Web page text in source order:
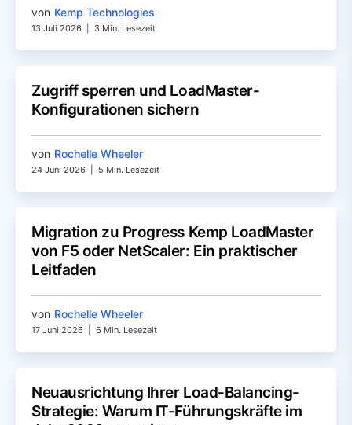
von Kemp Technologies
13 Juli 2026 3 Min. Lesezeit
Zugriff sperren und LoadMaster-
Konfigurationen sichern
von Rochelle Wheeler
24 Juni 2026 5 Min. Lesezeit
Migration zu Progress Kemp LoadMaster
von F5 oder NetScaler: Ein praktischer
Leitfaden
von Rochelle Wheeler
17 Juni 2026 6 Min. Lesezeit
Neuausrichtung Ihrer Load-Balancing-
Strategie: Warum IT-Führungskräfte im